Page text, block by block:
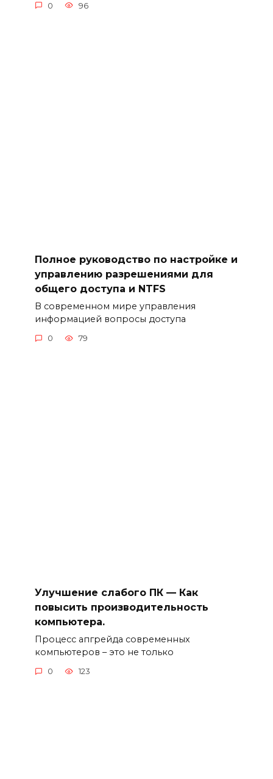
0 96
Полное руководство по настройке и
управлению разрешениями для
общего доступа и NTFS
В современном мире управления
информацией вопросы доступа
0 79
Улучшение слабого ПК — Как
повысить производительность
компьютера.
Процесс апгрейда современных
компьютеров – это не только
0 123